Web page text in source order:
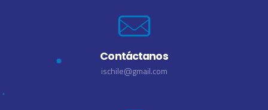
Contáctanos
ischile@gmail.com